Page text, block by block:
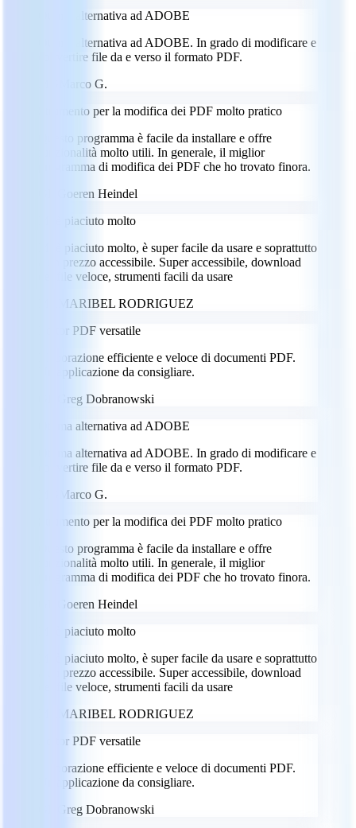
Ottima alternativa ad ADOBE
Ottima alternativa ad ADOBE. In grado di modificare e
convertire file da e verso il formato PDF.
Marco G.
Strumento per la modifica dei PDF molto pratico
Questo programma è facile da installare e offre
funzionalità molto utili. In generale, il miglior
programma di modifica dei PDF che ho trovato finora.
Goeren Heindel
Mi è piaciuto molto
Mi è piaciuto molto, è super facile da usare e soprattutto
a un prezzo accessibile. Super accessibile, download
dei file veloce, strumenti facili da usare
MARIBEL RODRIGUEZ
Editor PDF versatile
Elaborazione efficiente e veloce di documenti PDF.
Un'applicazione da consigliare.
Greg Dobranowski
Ottima alternativa ad ADOBE
Ottima alternativa ad ADOBE. In grado di modificare e
convertire file da e verso il formato PDF.
Marco G.
Strumento per la modifica dei PDF molto pratico
Questo programma è facile da installare e offre
funzionalità molto utili. In generale, il miglior
programma di modifica dei PDF che ho trovato finora.
Goeren Heindel
Mi è piaciuto molto
Mi è piaciuto molto, è super facile da usare e soprattutto
a un prezzo accessibile. Super accessibile, download
dei file veloce, strumenti facili da usare
MARIBEL RODRIGUEZ
Editor PDF versatile
Elaborazione efficiente e veloce di documenti PDF.
Un'applicazione da consigliare.
Greg Dobranowski